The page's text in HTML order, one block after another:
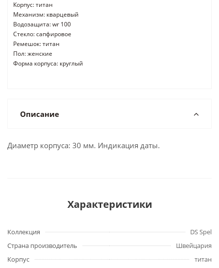
Корпус: титан
Механизм: кварцевый
Водозащита: wr 100
Стекло: сапфировое
Ремешок: титан
Пол: женские
Форма корпуса: круглый
Описание
Диаметр корпуса: 30 мм. Индикация даты.
Характеристики
Коллекция
DS Spel
Страна производитель
Швейцария
Корпус
титан